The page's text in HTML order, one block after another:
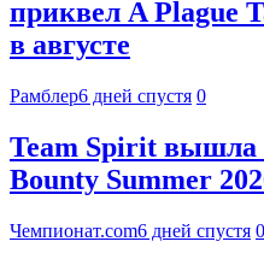
приквел A Plague
в августе
Рамблер6 дней спустя 0
Team Spirit
Bounty Summer
Чемпионат.com6 дней спустя 0